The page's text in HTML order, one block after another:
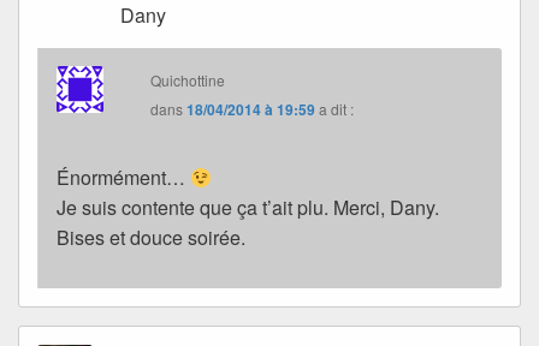
Dany
Quichottine
dans18/04/2014 à 19:59a dit :
Énormément…
Je suis contente que ça t’ait plu. Merci, Dany.
Bises et douce soirée.